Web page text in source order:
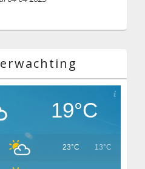
19°C
23°C 13°C